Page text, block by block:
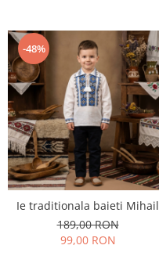
-48%
Ie traditionala baieti Mihail
189,00 RON
99,00 RON